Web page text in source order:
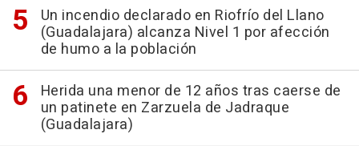
Un incendio declarado en Riofrío del Llano
(Guadalajara) alcanza Nivel 1 por afección
de humo a la población
Herida una menor de 12 años tras caerse de
un patinete en Zarzuela de Jadraque
(Guadalajara)